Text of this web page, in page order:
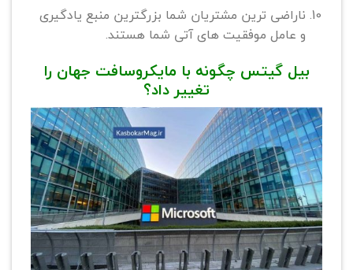
ناراضی ترین مشتریان شما بزرگترین منبع یادگیری
و عامل موفقیت های آتی شما هستند.
بیل گیتس چگونه با مایکروسافت جهان را
تغییر داد؟